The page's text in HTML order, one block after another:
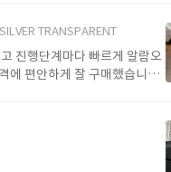
TRANSPARENT
진행단계마다 빠르게 알람오
에 편안하게 잘 구매했습니다.